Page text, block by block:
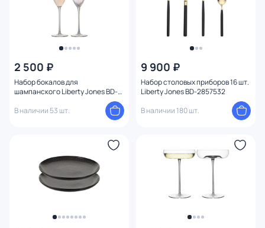
2 500 ₽
Набор бокалов для
шампанского Liberty Jones BD-
В наличии 53 шт.
9 900 ₽
Набор столовых приборов 16 шт.
Liberty Jones BD-2857532
В наличии 180 шт.